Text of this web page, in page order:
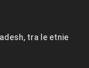
tra le etnie